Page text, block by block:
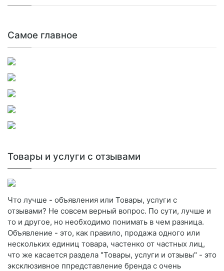
Самое главное
Товары и услуги с отзывами
Что лучше - объявления или Товары, услуги с
отзывами? Не совсем верный вопрос. По сути, лучше и
то и другое, но необходимо понимать в чем разница.
Объявление - это, как правило, продажа одного или
нескольких единиц товара, частенко от частных лиц,
что же касается раздела "Товары, услуги и отзывы" - это
эксклюзивное ппредставление бренда с очень